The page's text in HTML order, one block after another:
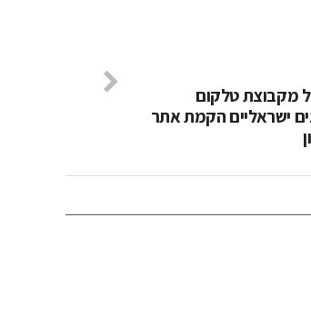
מקבוצת טלקום
ישראליים הקמת אתר